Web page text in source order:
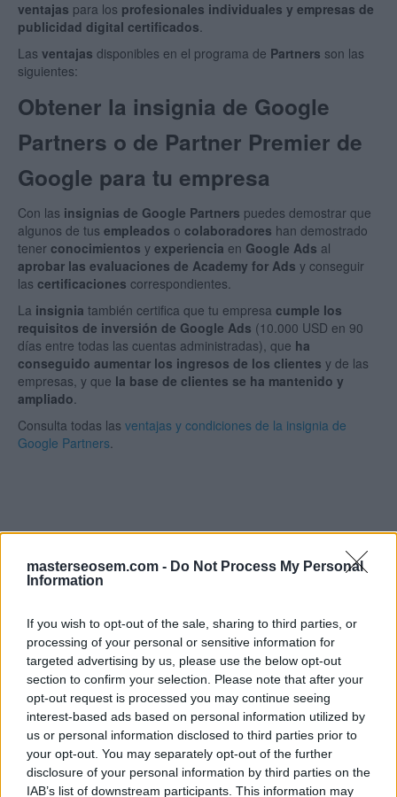
masterseosem.com - Do Not Process My Personal
Information
If you wish to opt-out of the sale, sharing to third parties, or
processing of your personal or sensitive information for
targeted advertising by us, please use the below opt-out
section to confirm your selection. Please note that after your
opt-out request is processed you may continue seeing
interest-based ads based on personal information utilized by
us or personal information disclosed to third parties prior to
your opt-out. You may separately opt-out of the further
disclosure of your personal information by third parties on the
IAB’s list of downstream participants. This information may
ventajas para los profesionales individuales y empresas de
publicidad digital certificados.
Las ventajas disponibles en el programa de Partners son las
siguientes:
Obtener la insignia de Google
Partners o de Partner Premier de
Google para tu empresa
Con las insignias de Google Partners puedes demostrar que
algunos de tus empleados o colaboradores han demostrado
tener conocimientos y experiencia en Google Ads al
aprobar las evaluaciones de Academy for Ads y conseguir
las certificaciones correspondientes.
La insignia también certifica que tu empresa cumple los
requisitos de inversión de Google Ads (10.000 USD en 90
días entre todas las cuentas administradas), que ha
conseguido aumentar los ingresos de los clientes y de las
empresas, y que la base de clientes se ha mantenido y
ampliado.
Consulta todas las ventajas y condiciones de la insignia de
Google Partners.
Conseguir especializaciones para
Las empresas que tienen lacondición de partnery cumplen
losrequisitosnecesarios pueden conseguir
especializaciones , que sonreconocidas mediante el uso de
los iconos correspondientes en lainsignia de Google Partner
Las especializaciones demuestranconocimientos sobre un
producto específico y contribuyen aconseguir nuevos
negociosy a destacar respecto a la competencia.